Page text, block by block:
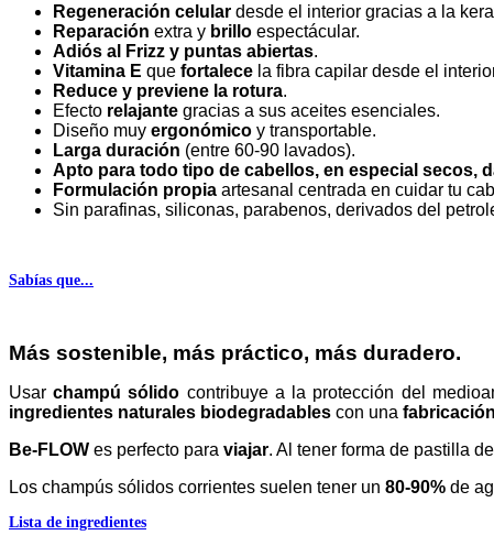
Regeneración celular desde el interior gracias a la
Reparación extra y brillo espectácular.
Adiós al Frizz y puntas abiertas.
Vitamina E que fortalece la fibra capilar desde el
Reduce y previene la rotura.
Efecto relajante gracias a sus aceites esenciales.
Diseño muy ergonómico y transportable.
Larga duración (entre 60-90 lavados).
Apto para todo tipo de cabellos, en especial secos,
Formulación propia artesanal centrada en cuidar tu
Sin parafinas, siliconas, parabenos, derivados del
Sabías que...
Más sostenible, más práctico, más duradero.
Usarchampú sólido contribuye a la protección del
ingredientes naturales biodegradables con una
Be-FLOW es perfecto para viajar. Al tener forma de pastilla
Los champús sólidos corrientes suelen tener un 80-90% de
Lista de ingredientes